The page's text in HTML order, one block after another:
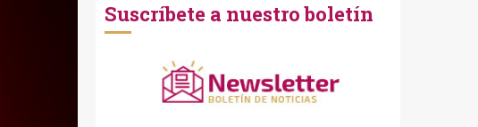
Suscríbete a nuestro boletín